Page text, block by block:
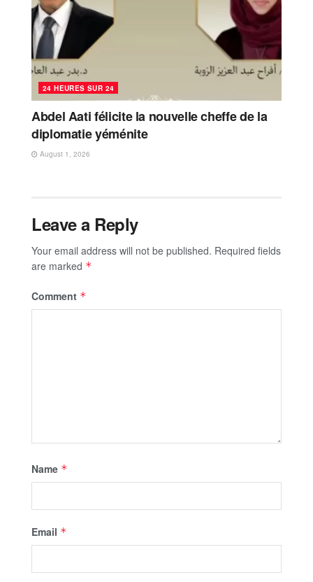
24 HEURES SUR 24
Abdel Aati félicite la nouvelle cheffe de la
diplomatie yéménite
August 1, 2026
Leave a Reply
Your email address will not be published. Required fields
are marked *
Comment *
Name *
Email *